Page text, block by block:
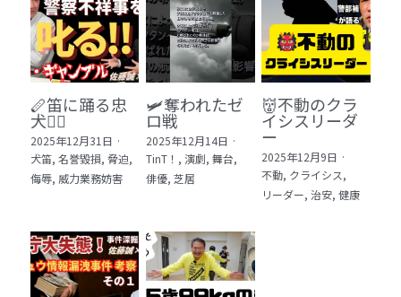
🪈笛に踊る忠
犬🐕‍🦺
2025年12月31日 ·
犬笛, 名誉毀損, 脅迫,
侮辱, 威力業務妨害
🛩️奪われたゼ
ロ戦
2025年12月14日 ·
TinT！, 演劇, 舞台,
俳優, 芝居
👹不動のクラ
イシスリーダ
ー
2025年12月9日 ·
不動, クライシス,
リーダー, 治安, 健康